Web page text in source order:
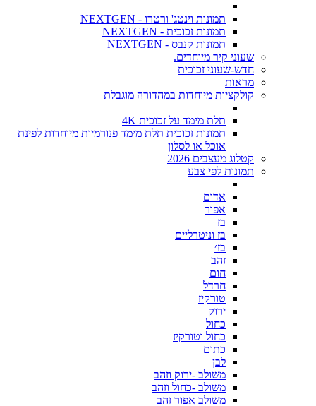
תמונות וינטג' ורטרו - NEXTGEN
תמונות זכוכית - NEXTGEN
תמונות קנבס - NEXTGEN
שעוני קיר מיוחדים.
חדש-שעוני זכוכית
מראות
קולקציות מיוחדות במהדורה מוגבלת
תלת מימד על זכוכית 4K
תמונות זכוכית תלת מימד פנורמיות מיוחדות לפינת
אוכל או לסלון
קטלוג מעצבים 2026
תמונות לפי צבע
אדום
אפור
בז
בז וניטרליים
בז׳
זהב
חום
חרדל
טורקיז
ירוק
כחול
כחול וטורקיז
כתום
לבן
משולב -ירוק וזהב
משולב -כחול וזהב
משולב אפור זהב